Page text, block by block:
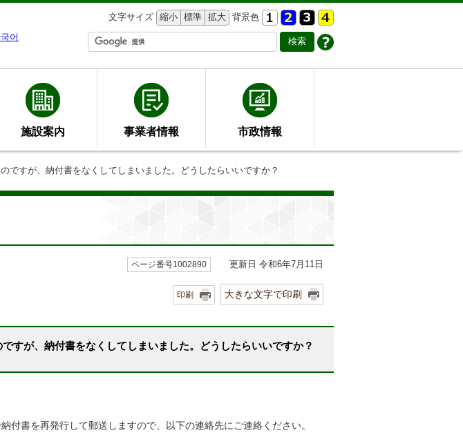
文字サイズ 縮小 標準 拡大 背景色
어
施設案内 事業者情報 市政情報
ですが、納付書をなくしてしまいました。どうしたらいいですか？
ページ番号1002890 更新日 令和6年7月11日
印刷 大きな文字で印刷
すが、納付書をなくしてしまいました。どうしたらいいですか？
付書を再発行して郵送しますので、以下の連絡先にご連絡ください。